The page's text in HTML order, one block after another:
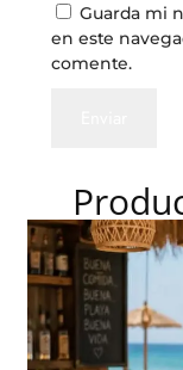
Guarda mi
en este
comente.